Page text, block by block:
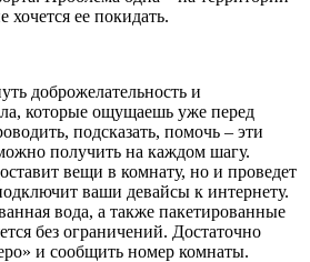
хочется ее покидать.
доброжелательность и
которые ощущаешь уже перед
подсказать, помочь – эти
получить на каждом шагу.
вещи в комнату, но и проведет
ваши девайсы к интернету.
вода, а также пакетированные
без ограничений. Достаточно
и сообщить номер комнаты.